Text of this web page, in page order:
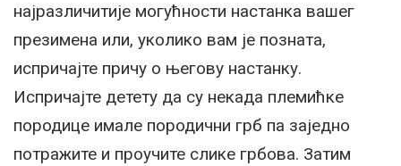
најразличитије могућности настанка вашег
презимена или, уколико вам је позната,
испричајте причу о његову настанку.
Испричајте детету да су некада племићке
породице имале породични грб па заједно
потражите и проучите слике грбова. Затим